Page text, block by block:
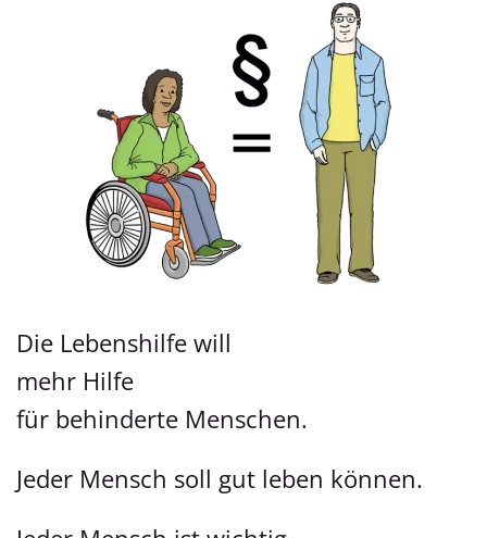
Die Lebenshilfe will
mehr Hilfe
für behinderte Menschen.
Jeder Mensch soll gut leben können.